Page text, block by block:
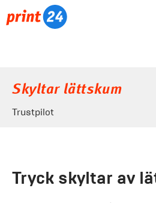
Skyltar lättskum
Trustpilot
Tryck skyltar av